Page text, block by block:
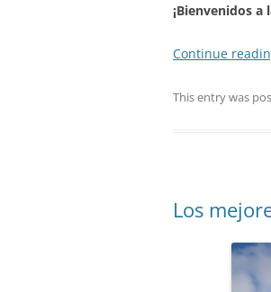
¡Bienvenidos a
Continue
This entry was
Los